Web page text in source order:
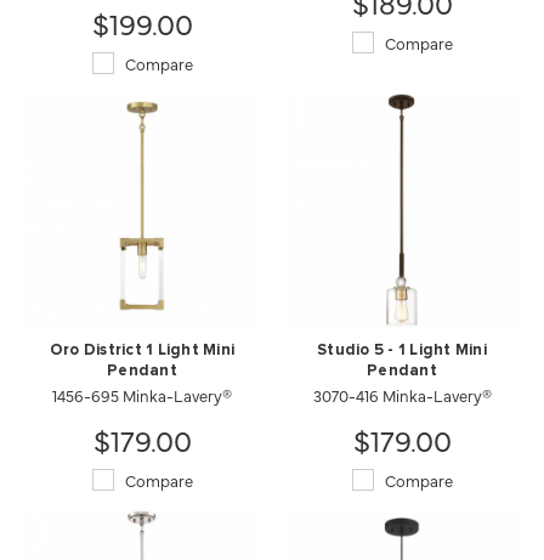
$199.00
Compare
Compare
Oro District 1 Light Mini
Pendant
1456-695 Minka-Lavery®
$179.00
Compare
Studio 5 - 1 Light Mini
Pendant
3070-416 Minka-Lavery®
$179.00
Compare